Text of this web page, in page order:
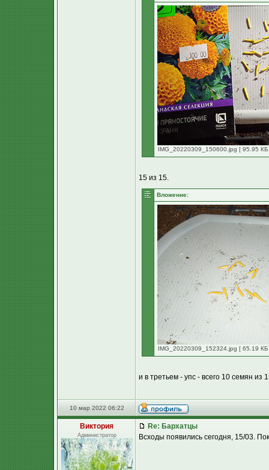
IMG_20220309_150600.jpg [ 95.95
15 из 15.
Вложение:
IMG_20220309_152324.jpg [ 65.19
и в третьем - упс - всего 10 семян из
10 мар 2022 06:22
Виктория
Администратор
Re: Бархатцы
Всходы появились сегодня, 15/03.